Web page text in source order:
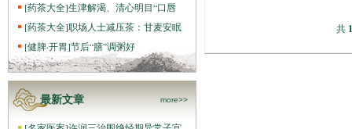
[药茶大全]生津解渴、清心明目“口唇
[药茶大全]职场人士减压茶：甘麦安眠
[健脾·开胃]节后“膳”调粥好
最新文章 more>>
共